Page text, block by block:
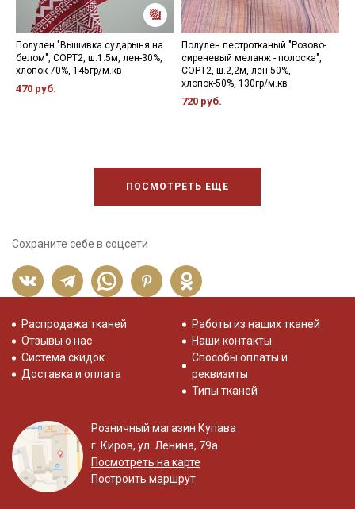
Полулен "Вышивка сударыня на
белом", СОРТ2, ш.1.5м, лен-30%,
хлопок-70%, 145гр/м.кв
470 руб.
Полулен пестротканый "Розово-
сиреневый меланж - полоска",
СОРТ2, ш.2,2м, лен-50%,
хлопок-50%, 130гр/м.кв
720 руб.
ПОСМОТРЕТЬ ЕЩЕ
Сохраните себе в соцсети
Распродажа тканей
Отзывы о нас
Система скидок
Доставка и оплата
Работы из наших тканей
Наши контакты
Способы оплаты и
реквизиты
Типы тканей
Розничный магазин Купава
г. Киров, ул. Ленина, 79а
Посмотреть на карте
Построить маршрут